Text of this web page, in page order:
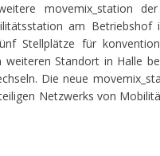
movemix_station
am Betriebshof
Stellplätze für
Standort in Halle
Die neue
Netzwerks von